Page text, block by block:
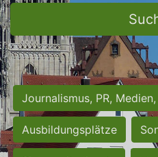
Journalismus, PR,
Ausbildungsplätze